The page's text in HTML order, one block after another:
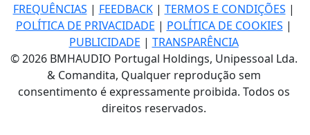
FREQUÊNCIAS | FEEDBACK| TERMOS E CONDIÇÕES |
POLÍTICA DE PRIVACIDADE | POLÍTICA DE COOKIES |
PUBLICIDADE | TRANSPARÊNCIA
© 2026 BMHAUDIO Portugal Holdings, Unipessoal Lda.
& Comandita, Qualquer reprodução sem
consentimento é expressamente proibida. Todos os
direitos reservados.